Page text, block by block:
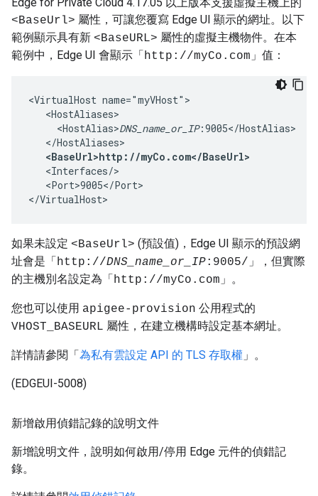
<BaseUrl> 屬性，可讓您覆寫 Edge UI 顯示的網址。以下
範例顯示具有新 <BaseURL> 屬性的虛擬主機物件。在本
範例中，Edge UI 會顯示「http://myCo.com 」值：
<VirtualHost name="myVHost">
   <HostAliases>
     <HostAlias>
DNS_name_or_IP:9005</HostAlias>
   <Interfaces/>
   <Port>9005</Port>
</VirtualHost>
如果未設定 <BaseUrl> (預設值)，Edge UI 顯示的預設網
址會是「http://DNS_name_or_IP:9005/ 」，但實際
的主機別名設定為「http://myCo.com 」。
您也可以使用 apigee-provision 公用程式的
VHOST_BASEURL 屬性，在建立機構時設定基本網址。
詳情請參閱「為私有雲設定 API 的 TLS 存取權 」。
(EDGEUI-5008)
新增啟用偵錯記錄的說明文件
新增說明文件，說明如何啟用/停用 Edge 元件的偵錯記
錄。